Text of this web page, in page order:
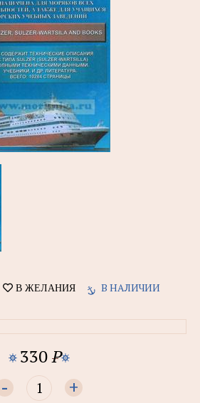
В ЖЕЛАНИЯ В НАЛИЧИИ
330P
- +